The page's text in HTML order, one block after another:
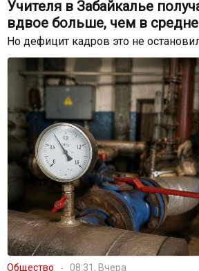
Учителя в Забайкалье
вдвое больше, чем в
Но дефицит кадров это не
Общество 08:31, Вчера